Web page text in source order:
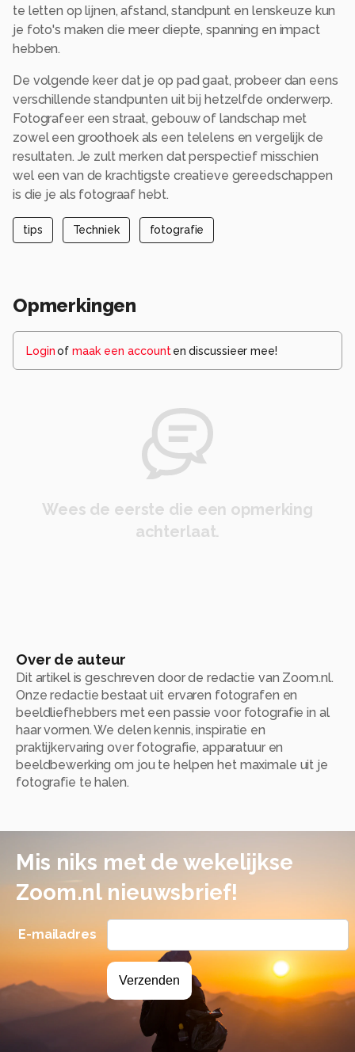
te letten op lijnen, afstand, standpunt en lenskeuze kun
je foto's maken die meer diepte, spanning en impact
hebben.
De volgende keer dat je op pad gaat, probeer dan eens
verschillende standpunten uit bij hetzelfde onderwerp.
Fotografeer een straat, gebouw of landschap met
zowel een groothoek als een telelens en vergelijk de
resultaten. Je zult merken dat perspectief misschien
wel een van de krachtigste creatieve gereedschappen
is die je als fotograaf hebt.
tips Techniek fotografie
Opmerkingen
Loginof maak een account en discussieer mee!
Wees de eerste die een opmerking
achterlaat.
Over de auteur
Dit artikel is geschreven door de redactie van Zoom.nl.
Onze redactie bestaat uit ervaren fotografen en
beeldliefhebbers met een passie voor fotografie in al
haar vormen. We delen kennis, inspiratie en
praktijkervaring over fotografie, apparatuur en
beeldbewerking om jou te helpen het maximale uit je
fotografie te halen.
Mis niks met de wekelijkse
Zoom.nl nieuwsbrief!
E-mailadres